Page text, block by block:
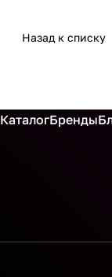
Назад к списку
КаталогБренды